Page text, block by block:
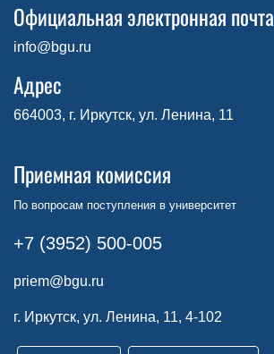
Официальная электронная почта
info@bgu.ru
Адрес
664003, г. Иркутск, ул. Ленина, 11
Приемная комиссия
По вопросам поступления в университет
+7 (3952) 500-005
priem@bgu.ru
г. Иркутск, ул. Ленина, 11, 4-102